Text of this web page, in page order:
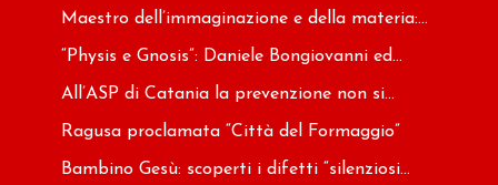
Maestro dell’immaginazione e della materia:...
“Physis e Gnosis”: Daniele Bongiovanni ed...
All’ASP di Catania la prevenzione non si...
Ragusa proclamata “Città del Formaggio”
Bambino Gesù: scoperti i difetti “silenziosi...